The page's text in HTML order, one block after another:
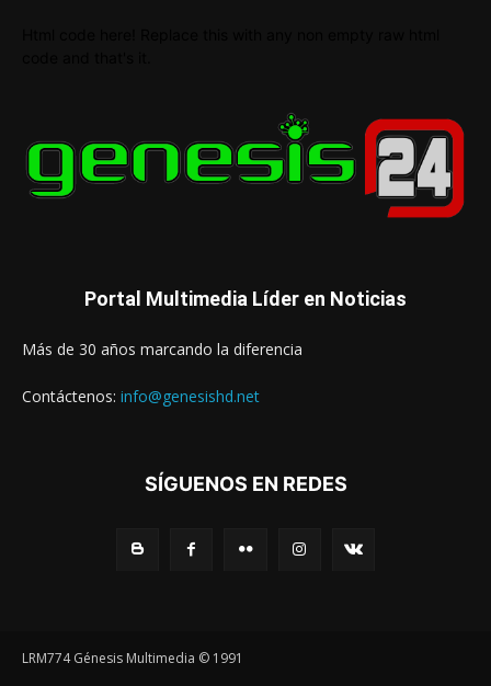
Portal Multimedia Líder en Noticias
Más de 30 años marcando la diferencia
Contáctenos: info@genesishd.net
SÍGUENOS EN REDES
LRM774 Génesis Multimedia © 1991